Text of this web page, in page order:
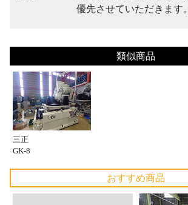
優先させていただきます。
類似商品
三正
GK-8
おすすめ商品